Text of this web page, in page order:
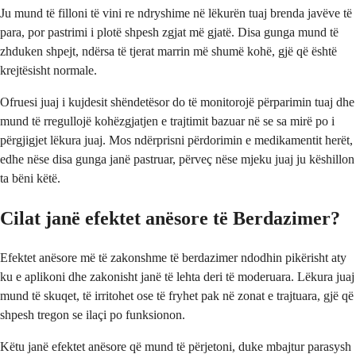
Ju mund të filloni të vini re ndryshime në lëkurën tuaj brenda javëve të
para, por pastrimi i plotë shpesh zgjat më gjatë. Disa gunga mund të
zhduken shpejt, ndërsa të tjerat marrin më shumë kohë, gjë që është
krejtësisht normale.
Ofruesi juaj i kujdesit shëndetësor do të monitorojë përparimin tuaj dhe
mund të rregullojë kohëzgjatjen e trajtimit bazuar në se sa mirë po i
përgjigjet lëkura juaj. Mos ndërprisni përdorimin e medikamentit herët,
edhe nëse disa gunga janë pastruar, përveç nëse mjeku juaj ju këshillon
ta bëni këtë.
Cilat janë efektet anësore të Berdazimer?
Efektet anësore më të zakonshme të berdazimer ndodhin pikërisht aty
ku e aplikoni dhe zakonisht janë të lehta deri të moderuara. Lëkura juaj
mund të skuqet, të irritohet ose të fryhet pak në zonat e trajtuara, gjë që
shpesh tregon se ilaçi po funksionon.
Këtu janë efektet anësore që mund të përjetoni, duke mbajtur parasysh